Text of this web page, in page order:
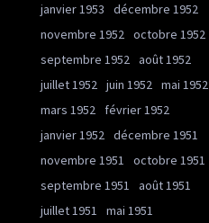
janvier 1953
décembre 1952
novembre 1952 octobre 1952
septembre 1952 août 1952
juillet 1952 juin 1952 mai 1952
mars 1952
février 1952
janvier 1952 décembre 1951
novembre 1951
octobre 1951
septembre 1951
août 1951
juillet 1951
mai 1951